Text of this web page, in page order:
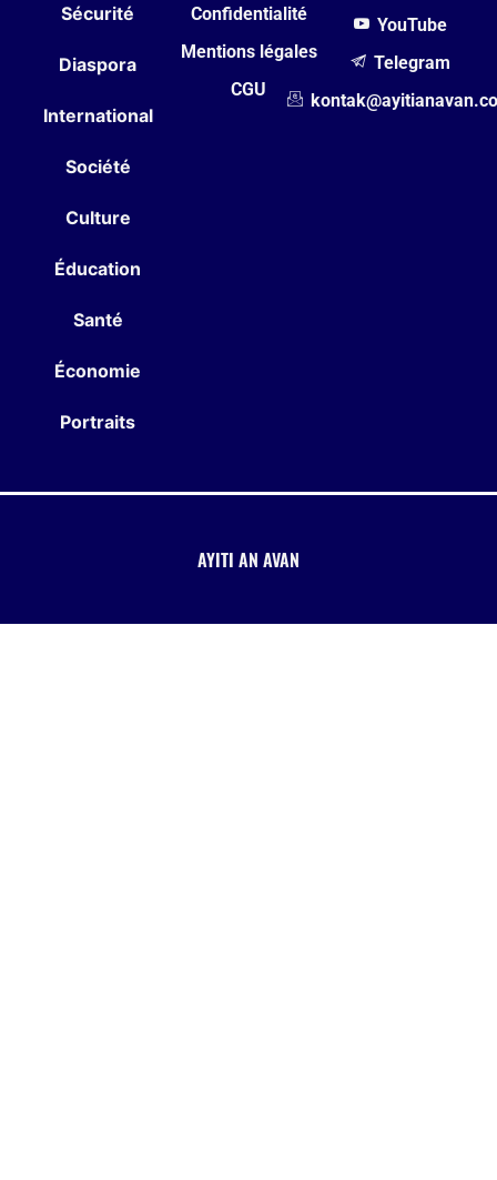
Sécurité
Diaspora
International
Société
Culture
Éducation
Santé
Économie
Portraits
Confidentialité
Mentions légales
CGU
YouTube
Telegram
AYITI AN AVAN